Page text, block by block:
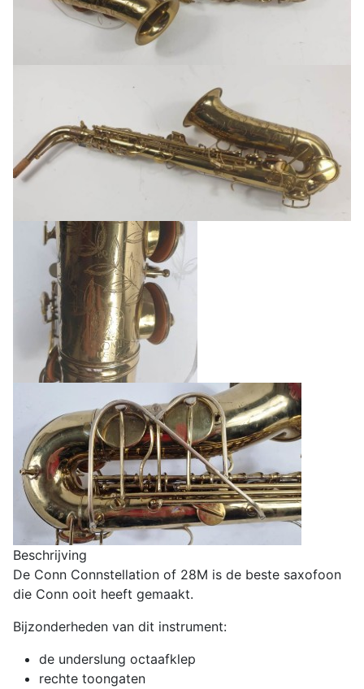
Beschrijving
De Conn Connstellation of 28M is de beste saxofoon
die Conn ooit heeft gemaakt.
Bijzonderheden van dit instrument:
de underslung octaafklep
rechte toongaten